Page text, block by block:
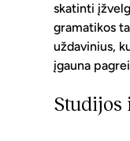
skatinti
gramatikos
uždavinius,
įgauna
Studijos